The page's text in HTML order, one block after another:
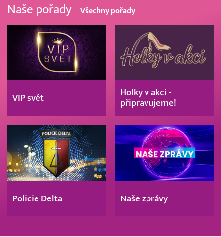
Naše pořady Všechny pořady
VIP svět
Holky v akci -
připravujeme!
Policie Delta Naše zprávy